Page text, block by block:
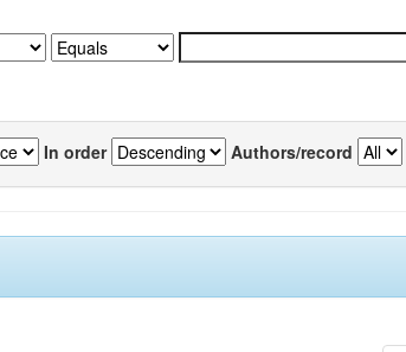
In order Authors/record